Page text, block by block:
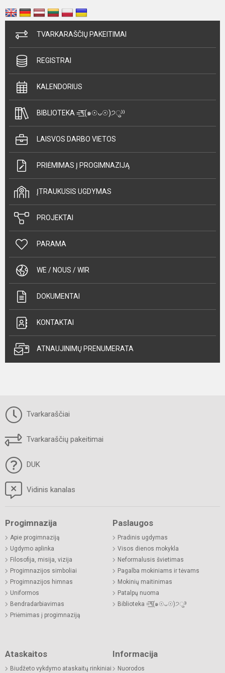
TVARKARAŠČIŲ PAKEITIMAI
REGISTRAI
KALENDORIUS
BIBLIOTEKA =͟͟͞͞٩(๑☉ᴗ☉)੭ु⁾⁾
LAISVOS DARBO VIETOS
PRIĖMIMAS Į PROGIMNAZIJĄ
ĮTRAUKUSIS UGDYMAS
PROJEKTAI
PARAMA
WE / NOUS / WIR
DOKUMENTAI
KONTAKTAI
ATNAUJINIMŲ PRENUMERATA
Tvarkaraščiai
Tvarkaraščių pakeitimai
DUK
Vidinis kanalas
Progimnazija
Apie progimnaziją
Ugdymo aplinka
Filosofija, misija, vizija
Progimnazijos simboliai
Progimnazijos himnas
Uniformos
Bendradarbiavimas
Priėmimas į progimnaziją
Paslaugos
Pradinis ugdymas
Visos dienos mokykla
Neformalusis švietimas
Pagalba mokiniams ir tėvams
Mokinių maitinimas
Patalpų nuoma
Biblioteka =͟͟͞͞٩(๑☉ᴗ☉)੭ु⁾⁾
Ataskaitos
Biudžeto vykdymo ataskaitų rinkiniai
Informacija
Nuorodos